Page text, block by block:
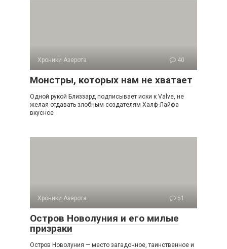
Хроники Азерота 40
Монстры, которых нам не хватает
Одной рукой Близзард подписывает иски к Valve, не
желая отдавать злобным создателям Халф-Лайфа
вкусное
Хроники Азерота 51
Остров Новолуния и его милые
призраки
Остров Новолуния — место загадочное, таинственное и